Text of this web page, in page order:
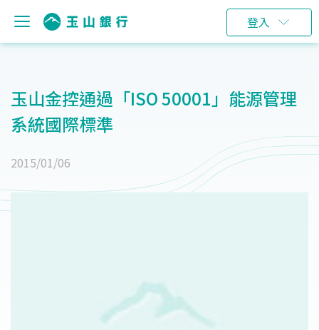
登入
玉山金控通過「ISO 50001」能源管理
系統國際標準
2015/01/06